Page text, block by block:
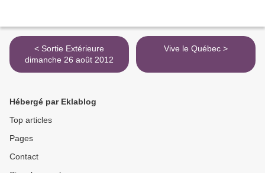
< Sortie Extérieure
dimanche 26 août 2012
Vive le Québec >
Hébergé par Eklablog
Top articles
Pages
Contact